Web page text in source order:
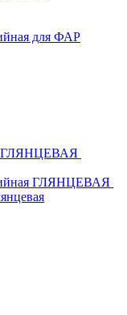
для ФАР
ГЛЯНЦЕВАЯ
ГЛЯНЦЕВАЯ